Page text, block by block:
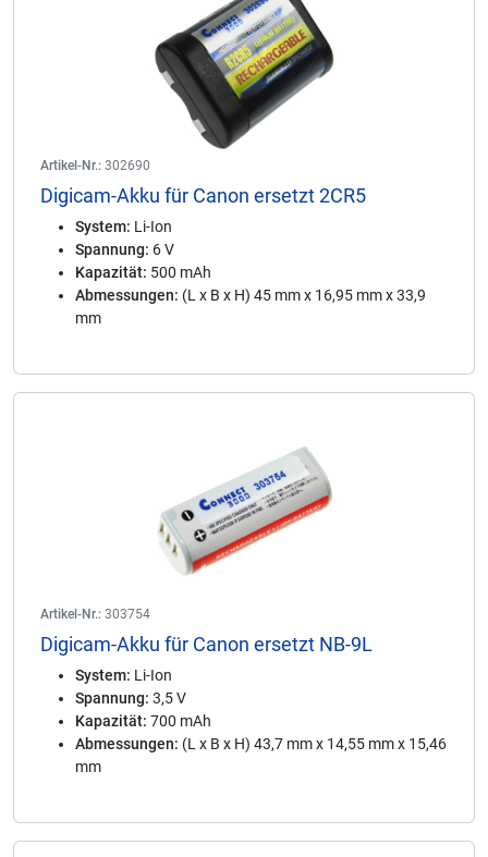
Artikel-Nr.: 302690
Digicam-Akku für Canon ersetzt 2CR5
System: Li-Ion
Spannung: 6 V
Kapazität: 500 mAh
Abmessungen: (L x B x H) 45 mm x 16,95 mm x 33,9
mm
Artikel-Nr.: 303754
Digicam-Akku für Canon ersetzt NB-9L
System: Li-Ion
Spannung: 3,5 V
Kapazität: 700 mAh
Abmessungen: (L x B x H) 43,7 mm x 14,55 mm x 15,46
mm